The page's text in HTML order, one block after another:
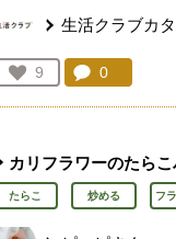
生活クラブカ
お気に入り登録：
9
人が登録
コメント：
0
カリフラワーのたら
たらこ 炒める フ